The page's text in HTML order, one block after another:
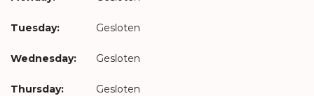
Tuesday: Gesloten
Wednesday: Gesloten
Thursday: Gesloten